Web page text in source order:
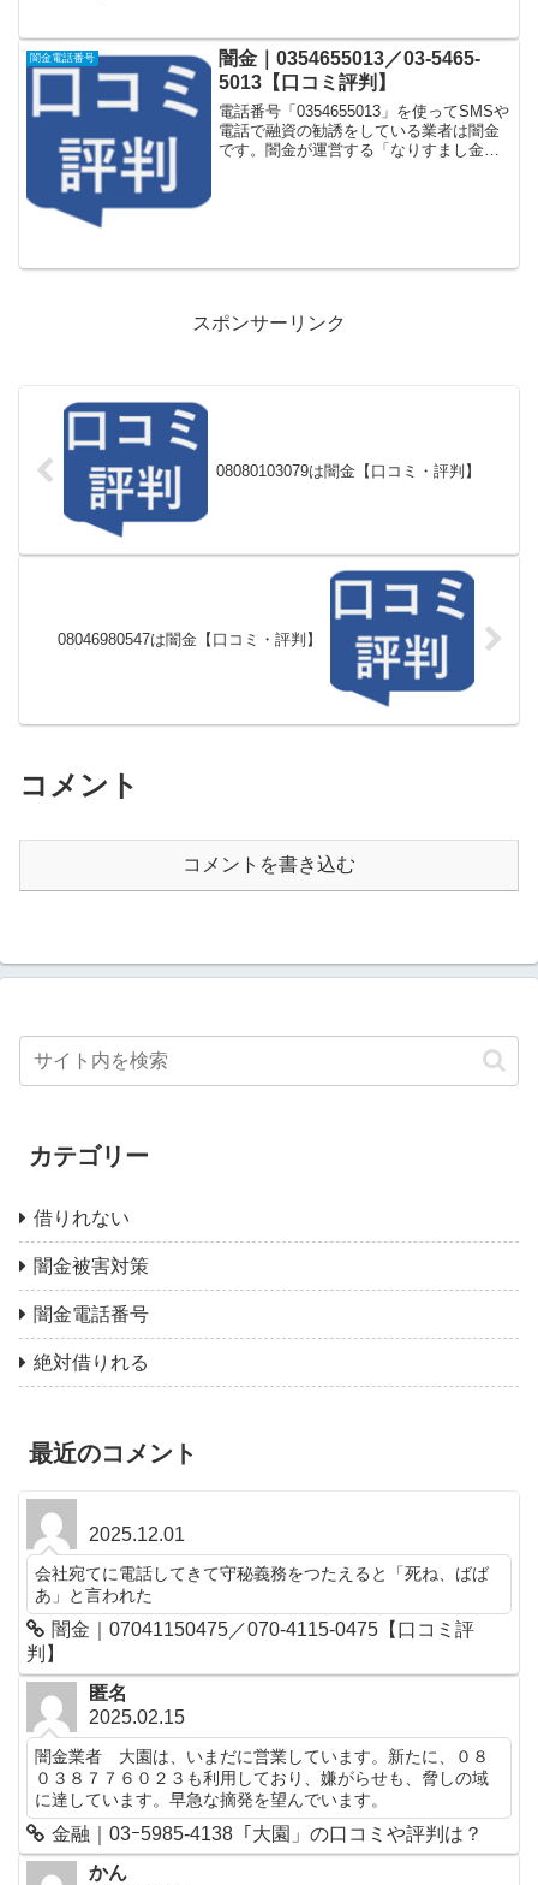
闇金電話番号
闇金｜0354655013／03-5465-
5013【口コミ評判】
電話番号「0354655013」を使ってSMSや
電話で融資の勧誘をしている業者は闇金
です。闇金が運営する「なりすまし金融
スポンサーリンク
08080103079は闇金【口コミ・評判】
08046980547は闇金【口コミ・評判】
コメント
コメントを書き込む
カテゴリー
借りれない
闇金被害対策
闇金電話番号
絶対借りれる
最近のコメント
2025.12.01
会社宛てに電話してきて守秘義務をつたえると「死ね、ばば
あ」と言われた
闇金｜07041150475／070-4115-0475【口コミ評
判】
匿名
2025.02.15
闇金業者 大園は、いまだに営業しています。新たに、０８
０３８７７６０２３も利用しており、嫌がらせも、脅しの域
に達しています。早急な摘発を望んでいます。
金融｜03ｰ5985-4138「大園」の口コミや評判は？
かん